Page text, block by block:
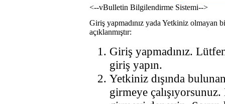
<--vBulletin Bilgilendirme Sistemi-->
Giriş yapmadınız yada Yetkiniz olmayan
açıklanmıştır:
Giriş yapmadınız.
giriş yapın.
Yetkiniz dışında
girmeye